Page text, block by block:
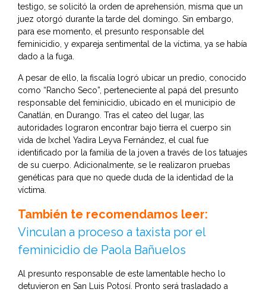
testigo, se solicitó la orden de aprehensión, misma que un
juez otorgó durante la tarde del domingo. Sin embargo,
para ese momento, el presunto responsable del
feminicidio, y expareja sentimental de la víctima, ya se había
dado a la fuga.
A pesar de ello, la fiscalía logró ubicar un predio, conocido
como “Rancho Seco”, perteneciente al papá del presunto
responsable del feminicidio, ubicado en el municipio de
Canatlán, en Durango. Tras el cateo del lugar, las
autoridades lograron encontrar bajo tierra el cuerpo sin
vida de Ixchel Yadira Leyva Fernández, el cual fue
identificado por la familia de la joven a través de los tatuajes
de su cuerpo. Adicionalmente, se le realizaron pruebas
genéticas para que no quede duda de la identidad de la
víctima.
También te recomendamos leer:
Vinculan a proceso a taxista por el
feminicidio de Paola Bañuelos
Al presunto responsable de este lamentable hecho lo
detuvieron en San Luis Potosí. Pronto será trasladado a